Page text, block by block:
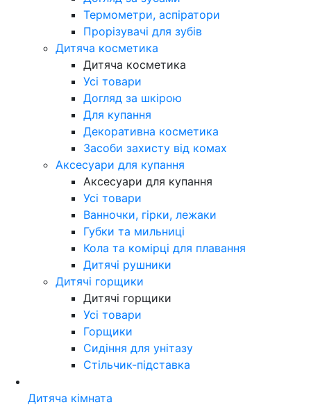
Термометри, аспіратори
Прорізувачі для зубів
Дитяча косметика
Дитяча косметика
Усі товари
Догляд за шкірою
Для купання
Декоративна косметика
Засоби захисту від комах
Аксесуари для купання
Аксесуари для купання
Усі товари
Ванночки, гірки, лежаки
Губки та мильниці
Кола та комірці для плавання
Дитячі рушники
Дитячі горщики
Дитячі горщики
Усі товари
Горщики
Сидіння для унітазу
Стільчик-підставка
Дитяча кімната